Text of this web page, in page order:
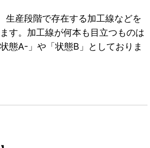
生産段階で存在する加工線などを
す。加工線が何本も目立つものは
態A-」や「状態B」としておりま